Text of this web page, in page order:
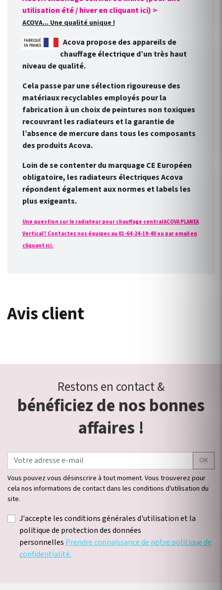
utilisation été / hiver en cliquant ici) >
ACOVA... Une qualité unique !
Acova propose des appareils de
chauffage électrique d’un très haut
niveau de qualité.
Cela passe par une sélection rigoureuse des
matériaux recyclables employés pour la
fabrication à un choix de peintures non toxiques
recouvrant les radiateurs et la garantie de
l’absence de mercure dans tous les composants
des produits Acova.
Loin de se contenter du marquage CE Européen
obligatoire, les radiateurs électriques Acova
répondent également aux normes et labels les
plus exigeants.
Une question sur le radiateur pour chauffage central ACOVA PLANEA
Vertical ? Contactez nos équipes au 01-64-24-19-40 ou par email en
cliquant ici.
Avis client
Restons en contact &
bénéficiez de nos bonnes
affaires !
OK
Vous pouvez vous désinscrire à tout moment. Vous trouverez pour
cela nos informations de contact dans les conditions d'utilisation du
site.
J'accepte les conditions générales d'utilisation et la
politique de protection des données
personnelles Prendre connaissance de notre politique de
confidentialité.